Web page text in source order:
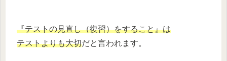
『テストの見直し（復習）をすること』は
テストよりも大切だと言われます。